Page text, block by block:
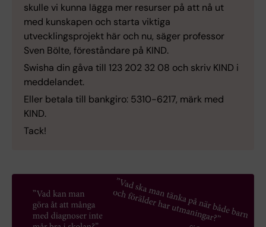
skulle vi kunna lägga mer resurser på att nå ut
med kunskapen och starta viktiga
utvecklingsprojekt här och nu, säger professor
Sven Bölte, föreståndare på KIND.
Swisha din gåva till 123 202 32 08 och skriv KIND i
meddelandet.
Eller betala till bankgiro: 5310-6217, märk med
KIND.
Tack!